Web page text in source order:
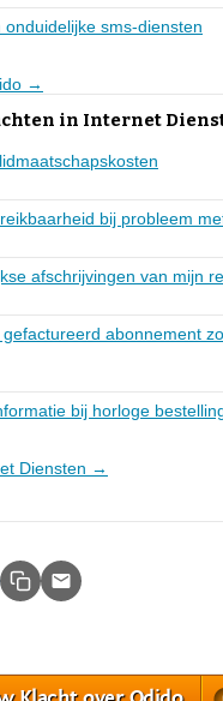
sms-diensten
→
in Internet
bij probleem
afschrijvingen van mijn
abonnement
bij horloge
Diensten →